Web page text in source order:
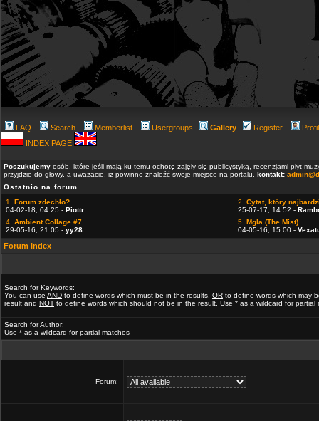
FAQ Search Memberlist Usergroups Gallery Register
INDEX PAGE
Poszukujemy osób, które jeśli mają ku temu ochotę zajęły się publicystyką, recenzjami płyt
przyjdzie do głowy, a uważacie, iż powinno znaleźć swoje miejsce na portalu. kontakt:
Ostatnio na forum
1. Forum zdechło?
04-02-18, 04:25 - Piottr
2. Cytat, który
25-07-17, 14:52 -
4. Ambient Collage #7
29-05-16, 21:05 - yy28
5. Mgla (The Mist)
04-05-16, 15:00 -
Forum Index
Search for Keywords:
You can use AND to define words which must be in the results, OR to define words which may
result and NOT to define words which should not be in the result. Use * as a wildcard for partial
Search for Author:
Use * as a wildcard for partial matches
Forum: